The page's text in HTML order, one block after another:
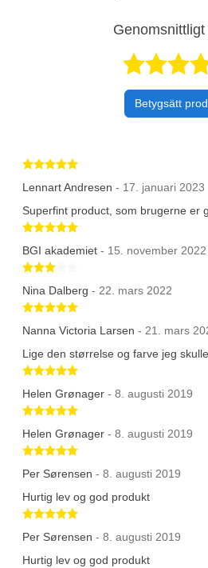
Genomsnittligt
Betygsätt
Betygsatt 5 av 5 stjärnor
Lennart Andresen - 17. januari 2023
Superfint product, som brugerne er
Betygsatt 5 av 5 stjärnor
BGI akademiet - 15. november 2022
Nina Dalberg - 22. mars 2022
Betygsatt 5 av 5 stjärnor
Nanna Victoria Larsen - 21. mars
Lige den størrelse og farve jeg
Betygsatt 5 av 5 stjärnor
Helen Grønager - 8. augusti 2019
Betygsatt 5 av 5 stjärnor
Helen Grønager - 8. augusti 2019
Betygsatt 5 av 5 stjärnor
Per Sørensen - 8. augusti 2019
Hurtig lev og god produkt
Betygsatt 5 av 5 stjärnor
Per Sørensen - 8. augusti 2019
Hurtig lev og god produkt